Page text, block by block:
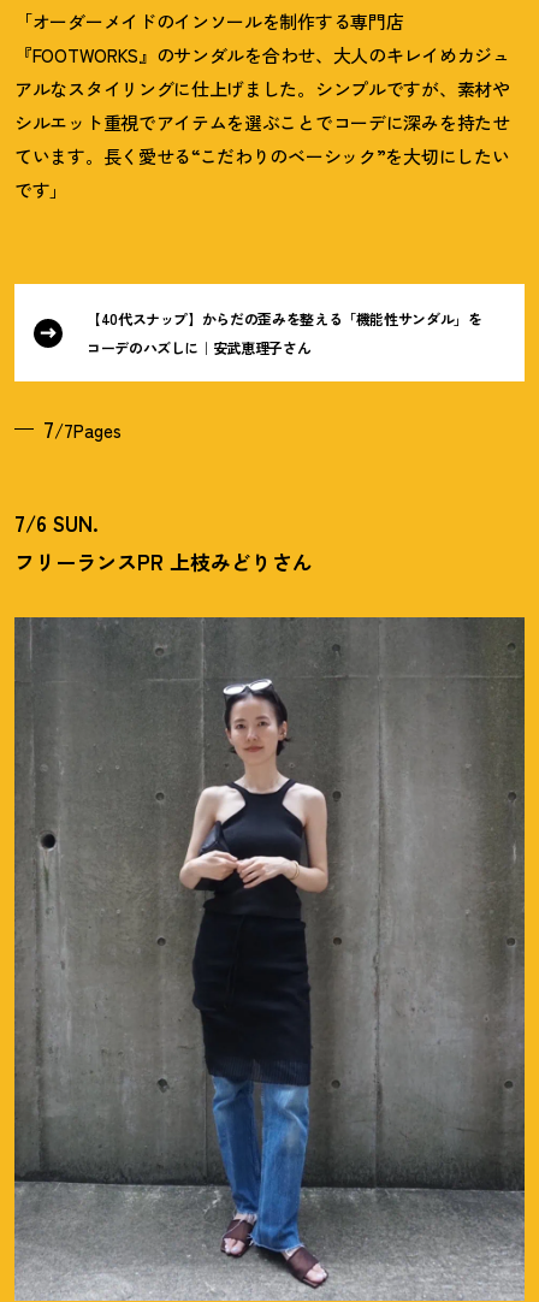
「オーダーメイドのインソールを制作する専門店
『FOOTWORKS』のサンダルを合わせ、大人のキレイめカジュ
アルなスタイリングに仕上げました。シンプルですが、素材や
シルエット重視でアイテムを選ぶことでコーデに深みを持たせ
ています。長く愛せる“こだわりのベーシック”を大切にしたい
です」
【40代スナップ】からだの歪みを整える「機能性サンダル」を
コーデのハズしに｜安武恵理子さん
7/7Pages
7/6 SUN.
フリーランスPR 上枝みどりさん